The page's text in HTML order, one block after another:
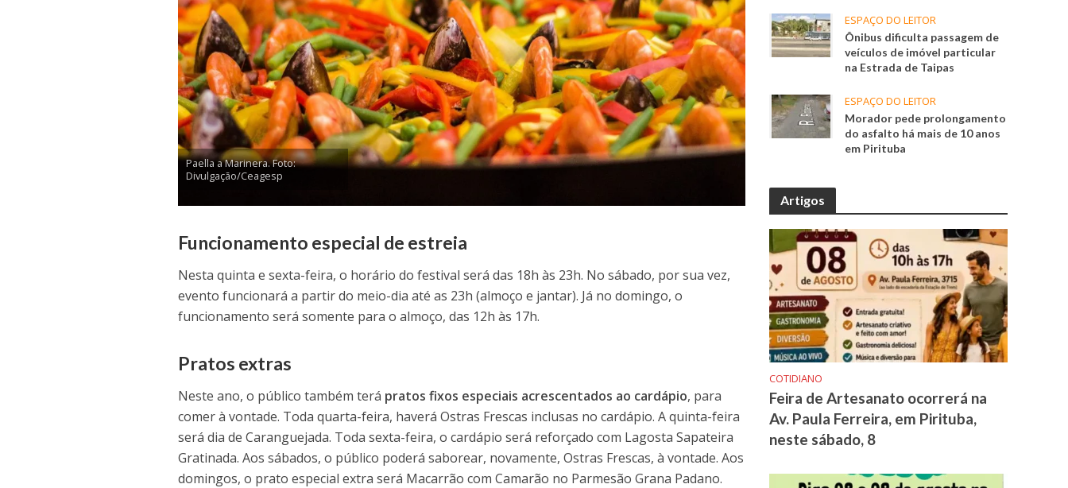
Paella a Marinera. Foto:
Divulgação/Ceagesp
Funcionamento especial de estreia
Nesta quinta e sexta-feira, o horário do festival será das 18h às 23h. No sábado, por sua vez,
evento funcionará a partir do meio-dia até as 23h (almoço e jantar). Já no domingo, o
funcionamento será somente para o almoço, das 12h às 17h.
Pratos extras
Neste ano, o público também terá pratos fixos especiais acrescentados ao cardápio, para
comer à vontade. Toda quarta-feira, haverá Ostras Frescas inclusas no cardápio. A quinta-feira
será dia de Caranguejada. Toda sexta-feira, o cardápio será reforçado com Lagosta Sapateira
Gratinada. Aos sábados, o público poderá saborear, novamente, Ostras Frescas, à vontade. Aos
domingos, o prato especial extra será Macarrão com Camarão no Parmesão Grana Padano.
ESPAÇO DO LEITOR
Ônibus dificulta passagem de
veículos de imóvel particular
na Estrada de Taipas
ESPAÇO DO LEITOR
Morador pede prolongamento
do asfalto há mais de 10 anos
em Pirituba
Artigos
COTIDIANO
Feira de Artesanato ocorrerá na
Av. Paula Ferreira, em Pirituba,
neste sábado, 8